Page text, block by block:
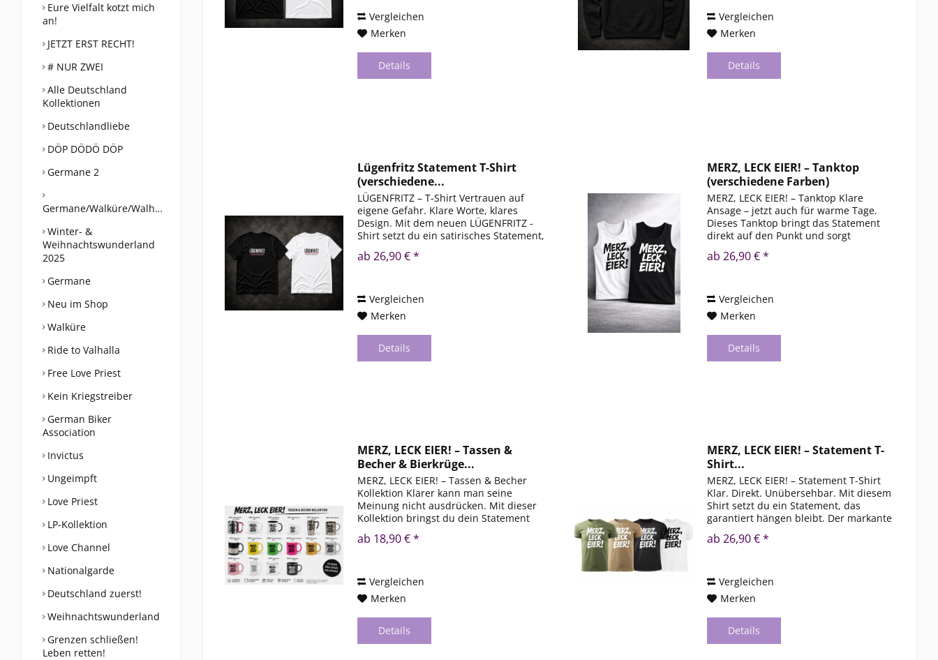
Eure Vielfalt kotzt mich
an!
JETZT ERST RECHT!
# NUR ZWEI
Alle Deutschland
Kollektionen
Deutschlandliebe
DÖP DÖDÖ DÖP
Germane 2
Germane/Walküre/Walhalla
Winter- &
Weihnachtswunderland
2025
Germane
Neu im Shop
Walküre
Ride to Valhalla
Free Love Priest
Kein Kriegstreiber
German Biker
Association
Invictus
Ungeimpft
Love Priest
LP-Kollektion
Love Channel
Nationalgarde
Deutschland zuerst!
Weihnachtswunderland
Grenzen schließen!
Leben retten!
Vergleichen
Merken
Details
Vergleichen
Merken
Details
Lügenfritz Statement T-Shirt
(verschiedene...
LÜGENFRITZ – T-Shirt Vertrauen auf
eigene Gefahr. Klare Worte, klares
Design. Mit dem neuen LÜGENFRITZ -
Shirt setzt du ein satirisches Statement,
das garantiert nicht übersehen wird.
Das markante Motiv im Vintage-Look
ab 26,90 € *
Vergleichen
Merken
Details
MERZ, LECK EIER! – Tanktop
(verschiedene Farben)
MERZ, LECK EIER! – Tanktop Klare
Ansage – jetzt auch für warme Tage.
Dieses Tanktop bringt das Statement
direkt auf den Punkt und sorgt
gleichzeitig für maximalen
Tragekomfort. Ob Gym, Sommer,
ab 26,90 € *
Vergleichen
Merken
Details
MERZ, LECK EIER! – Tassen &
Becher & Bierkrüge...
MERZ, LECK EIER! – Tassen & Becher
Kollektion Klarer kann man seine
Meinung nicht ausdrücken. Mit dieser
Kollektion bringst du dein Statement
direkt auf den Tisch – ob morgens beim
Kaffee oder unterwegs. Egal ob
ab 18,90 € *
Vergleichen
Merken
Details
MERZ, LECK EIER! – Statement T-
Shirt...
MERZ, LECK EIER! – Statement T-Shirt
Klar. Direkt. Unübersehbar. Mit diesem
Shirt setzt du ein Statement, das
garantiert hängen bleibt. Der markante
Brush-Print in Kombination mit
hochwertigen Basic-Shirts sorgt für
ab 26,90 € *
Vergleichen
Merken
Details